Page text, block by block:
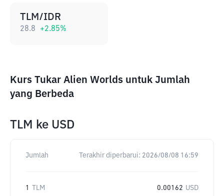
TLM/IDR
28.8 +2.85%
Kurs Tukar Alien Worlds untuk Jumlah
yang Berbeda
TLM ke USD
Jumlah Terakhir diperbarui: 2026/08/08 16:59
1 TLM 0.00162 USD